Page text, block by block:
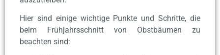
Hier sind einige wichtige Punkte und Schritte, die
beim Frühjahrsschnitt von Obstbäumen zu
beachten sind: